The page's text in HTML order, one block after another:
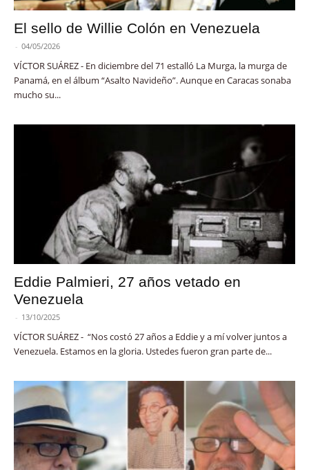
El sello de Willie Colón en Venezuela
- 04/05/2026
VÍCTOR SUÁREZ - En diciembre del 71 estalló La Murga, la murga de
Panamá, en el álbum “Asalto Navideño”. Aunque en Caracas sonaba
mucho su...
Eddie Palmieri, 27 años vetado en
Venezuela
- 13/10/2025
VÍCTOR SUÁREZ - “Nos costó 27 años a Eddie y a mí volver juntos a
Venezuela. Estamos en la gloria. Ustedes fueron gran parte de...